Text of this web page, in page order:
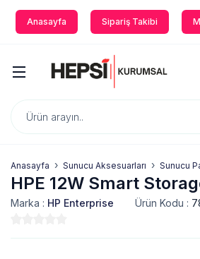
Anasayfa Sipariş Takibi
Anasayfa Sunucu Aksesuarları Sunucu
HPE 12W Smart
Marka : HP Enterprise Ürün Kodu :